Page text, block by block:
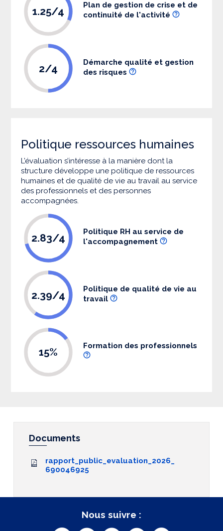
1.25/4
Plan de gestion de crise et de
continuité de l'activité
2/4
Démarche qualité et gestion
des risques
Politique ressources humaines
L’évaluation s’intéresse à la manière dont la
structure développe une politique de ressources
humaines et de qualité de vie au travail au service
des professionnels et des personnes
accompagnées.
2.83/4
Politique RH au service de
l'accompagnement
2.39/4
Politique de qualité de vie au
travail
15% Formation des professionnels
Documents
rapport_public_evaluation_2026_
690046925
Nous suivre :